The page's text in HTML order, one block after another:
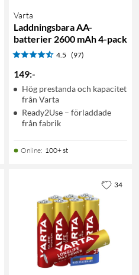
Varta
Laddningsbara AA-
batterier 2600 mAh 4-pack
4.5 (97)
149:-
Hög prestanda och kapacitet
från Varta
Ready2Use – förladdade
från fabrik
Online: 100+ st
34